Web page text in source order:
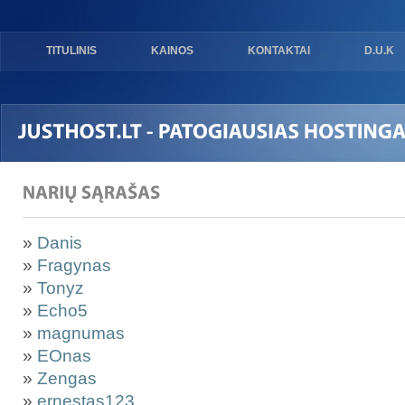
TITULINIS KAINOS KONTAKTAI D.U.K
» Danis
» Fragynas
» Tonyz
» Echo5
» magnumas
» EOnas
» Zengas
» ernestas123